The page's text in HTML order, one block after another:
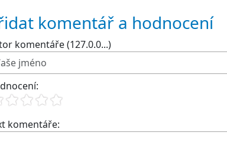
komentář a hodnocení
komentáře (127.0.0...)
komentáře: